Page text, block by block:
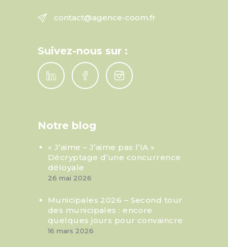
contact@agence-coom.fr
Suivez-nous sur :
Notre blog
« J’aime – J’aime pas l’IA »
Décryptage d’une concurrence
déloyale
26 mai 2026
Municipales 2026 – Second tour
des municipales : encore
quelques jours pour convaincre
16 mars 2026